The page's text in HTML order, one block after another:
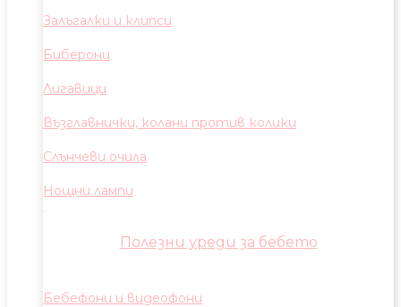
Залъгалки и клипси
Биберони
Лигавици
Възглавнички, колани против колики
Слънчеви очила
Нощни лампи
Полезни уреди за бебето
Бебефони и видеофони